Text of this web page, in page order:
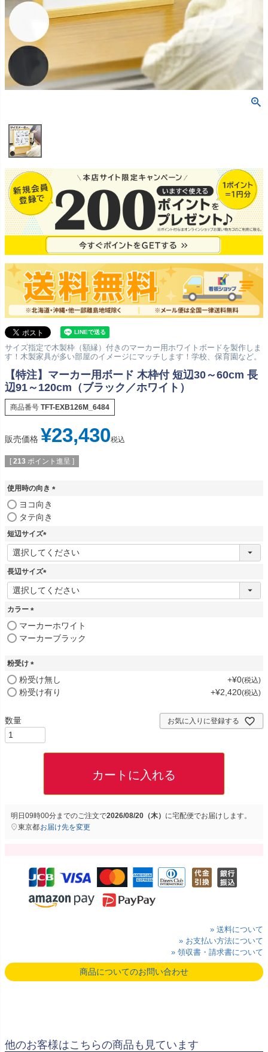
サイズ指定で木製枠（額縁）付きのマーカー用ホワイトボードを製作しま
す！木製家具が多い部屋のイメージにマッチします！学校、保育園など。
【特注】マーカー用ボード 木枠付 短辺30～60cm 長
辺91～120cm（ブラック／ホワイト）
商品番号 TFT-EXB126M_6484
販売価格 ¥23,430税込
[ 213 ポイント進呈 ]
使用時の向き
ヨコ向き
タテ向き
短辺サイズ
(
必
須
長辺サイズ
(
必
カラー
須
マーカーホワイト
マーカーブラック
粉受け
(
必
須
粉受け無し +¥0 税込
粉受け有り +¥2,420 税込
お気に入りに登録する
カートに入れる
明日 09時00分までのご注文で2026/08/20（木） に宅配便でお届けします。
東京都お届け先を変更
» 送料について
» お支払い方法について
» 領収書・請求書について
商品についてのお問い合わせ
他のお客様はこちらの商品も見ています